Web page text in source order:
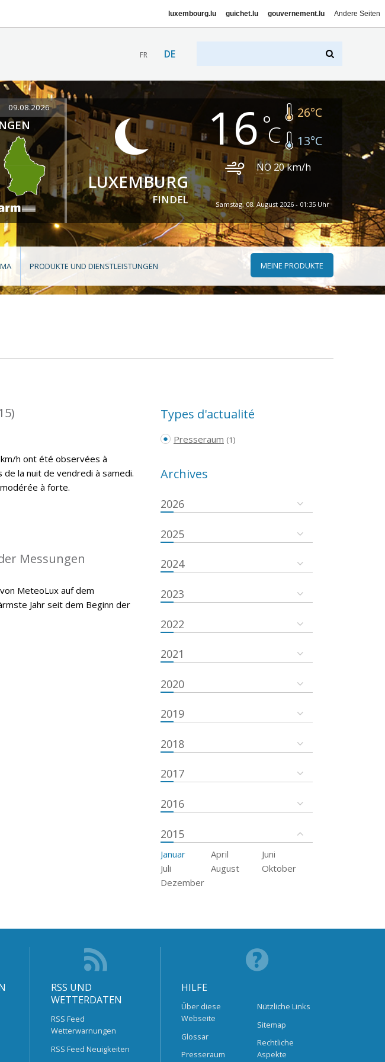
luxembourg.lu guichet.lu gouvernement.lu Andere Seiten
FR DE
09.08.2026
LUXEMBURG
FINDEL
16 26°C
13°C
NO 20km/h
Samstag, 08. August 2026 - 01:35 Uhr
PRODUKTE UND DIENSTLEISTUNGEN MEINE PRODUKTE
h ont été observées à
la nuit de vendredi à samedi.
à forte.
Messungen
MeteoLux auf dem
Jahr seit dem Beginn der
Types d'actualité
Presseraum (1)
Archives
2026
2025
2024
2023
2022
2021
2020
2019
2018
2017
2016
2015
Januar April
Juni
Juli
August
Oktober
Dezember
RSS UND
WETTERDATEN
RSS Feed
Wetterwarnungen
RSS Feed Neuigkeiten
HILFE
Über diese
Webseite
Glossar
Presseraum
Nützliche Links
Sitemap
Rechtliche
Aspekte